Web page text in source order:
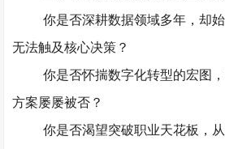
你是否深耕数据领域多年，却
无法触及核心决策？
你是否怀揣数字化转型的宏图
方案屡屡被否？
你是否渴望突破职业天花板，